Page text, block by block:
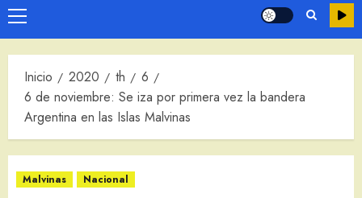
Menú
principal
Inicio 2020 th
6
6 de noviembre: Se iza por primera vez la bandera
Argentina en las Islas Malvinas
Malvinas Nacional